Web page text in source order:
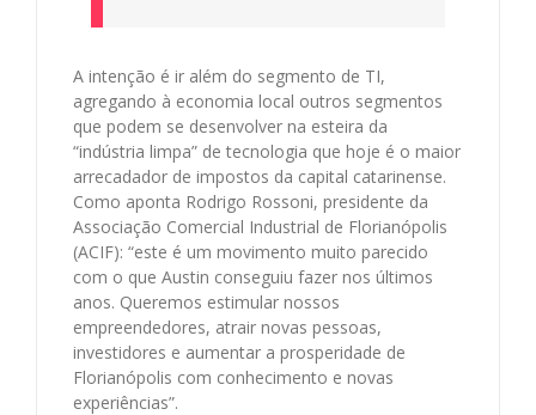
A intenção é ir além do segmento de TI,
agregando à economia local outros segmentos
que podem se desenvolver na esteira da
“indústria limpa” de tecnologia que hoje é o maior
arrecadador de impostos da capital catarinense.
Como aponta Rodrigo Rossoni, presidente da
Associação Comercial Industrial de Florianópolis
(ACIF): “este é um movimento muito parecido
com o que Austin conseguiu fazer nos últimos
anos. Queremos estimular nossos
empreendedores, atrair novas pessoas,
investidores e aumentar a prosperidade de
Florianópolis com conhecimento e novas
experiências”.